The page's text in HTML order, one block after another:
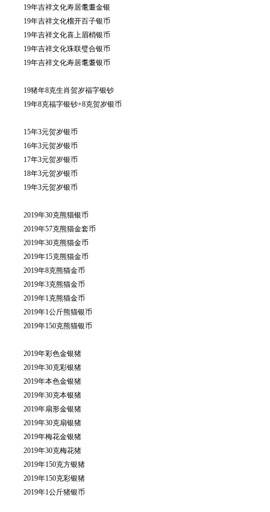
19年吉祥文化寿居耄耋金银
19年吉祥文化榴开百子银币
19年吉祥文化喜上眉梢银币
19年吉祥文化珠联璧合银币
19年吉祥文化寿居耄耋银币
19猪年8克生肖贺岁福字银钞
19年8克福字银钞+8克贺岁银币
15年3元贺岁银币
16年3元贺岁银币
17年3元贺岁银币
18年3元贺岁银币
19年3元贺岁银币
2019年30克熊猫银币
2019年57克熊猫金套币
2019年30克熊猫金币
2019年15克熊猫金币
2019年8克熊猫金币
2019年3克熊猫金币
2019年1克熊猫金币
2019年1公斤熊猫银币
2019年150克熊猫银币
2019年彩色金银猪
2019年30克彩银猪
2019年本色金银猪
2019年30克本银猪
2019年扇形金银猪
2019年30克扇银猪
2019年梅花金银猪
2019年30克梅花猪
2019年150克方银猪
2019年150克彩银猪
2019年1公斤猪银币